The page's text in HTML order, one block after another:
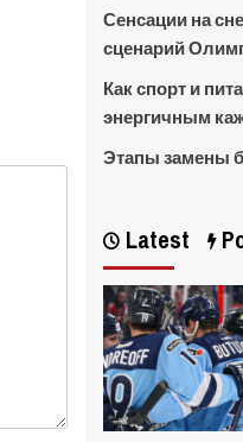
Сенсации на
сценарий
Как спорт и
энергичным
Этапы замены
Latest